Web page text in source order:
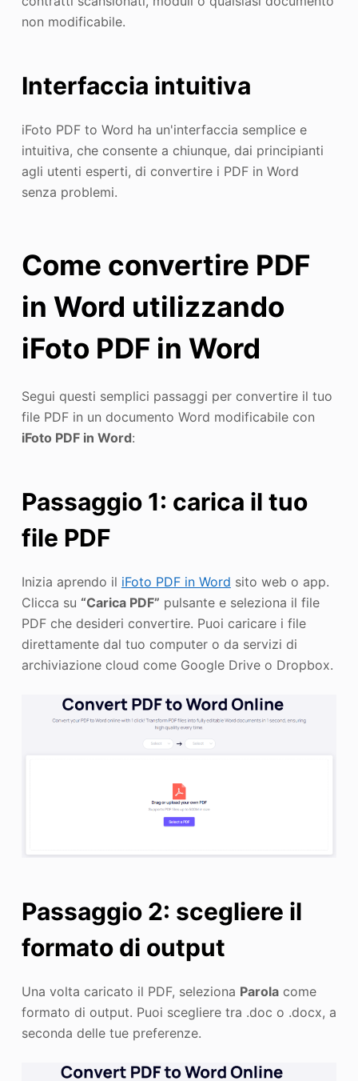
non modificabile.
Interfaccia intuitiva
iFoto PDF to Word ha un'interfaccia semplice e
intuitiva, che consente a chiunque, dai principianti
agli utenti esperti, di convertire i PDF in Word
senza problemi.
Come convertire PDF
in Word utilizzando
iFoto PDF in Word
Segui questi semplici passaggi per convertire il tuo
file PDF in un documento Word modificabile con
iFoto PDF in Word:
Passaggio 1: carica il tuo
file PDF
Inizia aprendo il iFoto PDF in Word sito web o app.
Clicca su “Carica PDF” pulsante e seleziona il file
PDF che desideri convertire. Puoi caricare i file
direttamente dal tuo computer o da servizi di
archiviazione cloud come Google Drive o Dropbox.
Passaggio 2: scegliere il
formato di output
Una volta caricato il PDF, seleziona Parolacome
formato di output. Puoi scegliere tra .doc o .docx, a
seconda delle tue preferenze.